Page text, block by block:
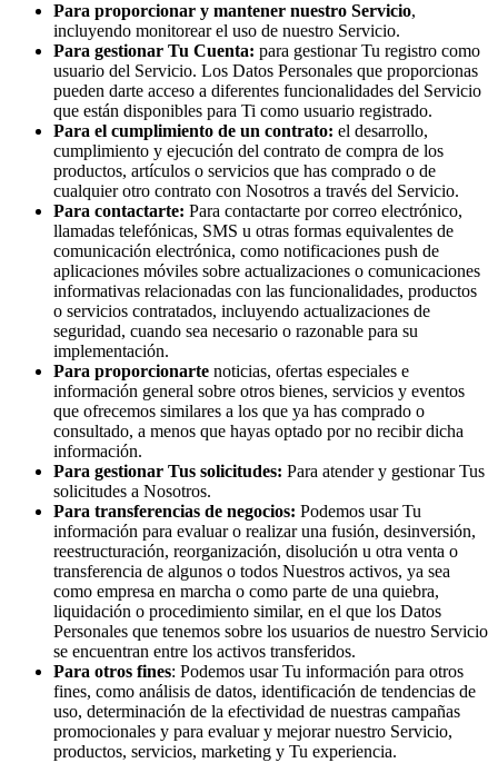
Para proporcionar y mantener nuestro Servicio,
incluyendo monitorear el uso de nuestro Servicio.
Para gestionar Tu Cuenta: para gestionar Tu registro como
usuario del Servicio. Los Datos Personales que proporcionas
pueden darte acceso a diferentes funcionalidades del Servicio
que están disponibles para Ti como usuario registrado.
Para el cumplimiento de un contrato: el desarrollo,
cumplimiento y ejecución del contrato de compra de los
productos, artículos o servicios que has comprado o de
cualquier otro contrato con Nosotros a través del Servicio.
Para contactarte: Para contactarte por correo electrónico,
llamadas telefónicas, SMS u otras formas equivalentes de
comunicación electrónica, como notificaciones push de
aplicaciones móviles sobre actualizaciones o comunicaciones
informativas relacionadas con las funcionalidades, productos
o servicios contratados, incluyendo actualizaciones de
seguridad, cuando sea necesario o razonable para su
implementación.
Para proporcionarte noticias, ofertas especiales e
información general sobre otros bienes, servicios y eventos
que ofrecemos similares a los que ya has comprado o
consultado, a menos que hayas optado por no recibir dicha
información.
Para gestionar Tus solicitudes: Para atender y gestionar Tus
solicitudes a Nosotros.
Para transferencias de negocios: Podemos usar Tu
información para evaluar o realizar una fusión, desinversión,
reestructuración, reorganización, disolución u otra venta o
transferencia de algunos o todos Nuestros activos, ya sea
como empresa en marcha o como parte de una quiebra,
liquidación o procedimiento similar, en el que los Datos
Personales que tenemos sobre los usuarios de nuestro Servicio
se encuentran entre los activos transferidos.
Para otros fines: Podemos usar Tu información para otros
fines, como análisis de datos, identificación de tendencias de
uso, determinación de la efectividad de nuestras campañas
promocionales y para evaluar y mejorar nuestro Servicio,
productos, servicios, marketing y Tu experiencia.